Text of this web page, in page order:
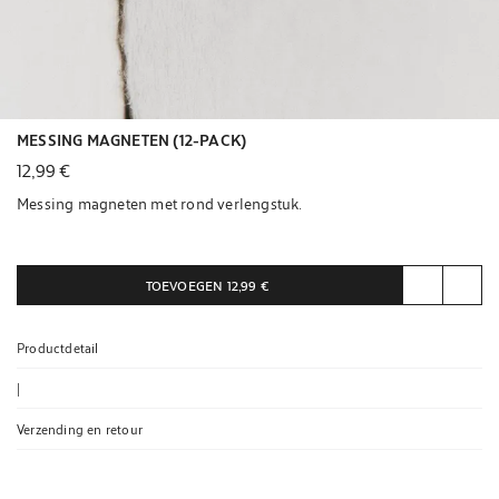
MESSING MAGNETEN (12-PACK)
12,99 €
Messing magneten met rond verlengstuk.
TOEVOEGEN 12,99 €
Productdetail
|
Verzending en retour